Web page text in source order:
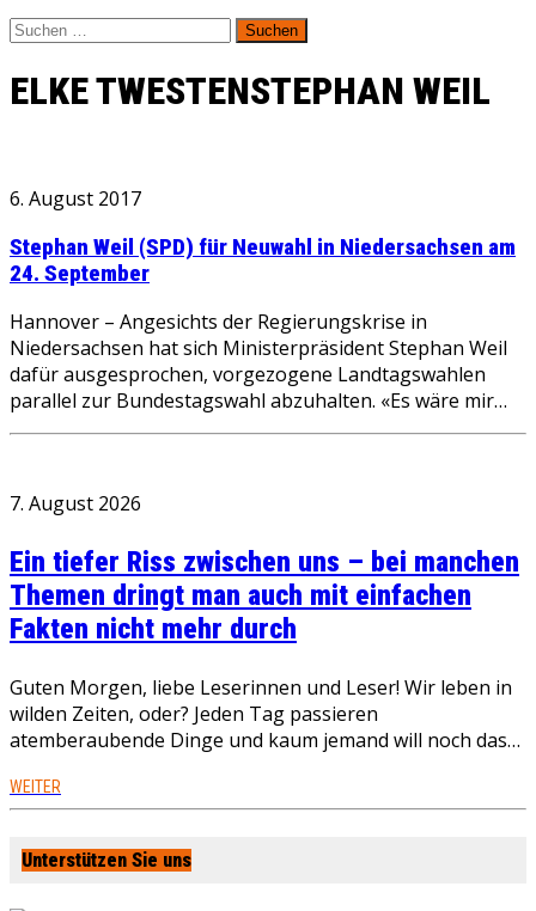
Suchen
nach:
ELKE TWESTENSTEPHAN WEIL
6. August 2017
Stephan Weil (SPD) für Neuwahl in Niedersachsen am
24. September
Hannover – Angesichts der Regierungskrise in
Niedersachsen hat sich Ministerpräsident Stephan Weil
dafür ausgesprochen, vorgezogene Landtagswahlen
parallel zur Bundestagswahl abzuhalten. «Es wäre mir…
7. August 2026
Ein tiefer Riss zwischen uns – bei manchen
Themen dringt man auch mit einfachen
Fakten nicht mehr durch
Guten Morgen, liebe Leserinnen und Leser! Wir leben in
wilden Zeiten, oder? Jeden Tag passieren
atemberaubende Dinge und kaum jemand will noch das…
WEITER
Unterstützen Sie uns